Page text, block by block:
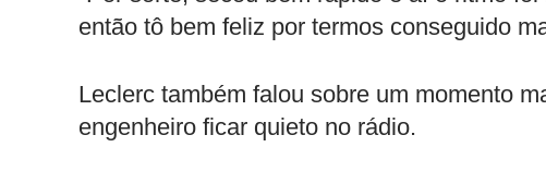
então tô bem feliz por termos conseguido
Leclerc também falou sobre um momento
engenheiro ficar quieto no rádio.